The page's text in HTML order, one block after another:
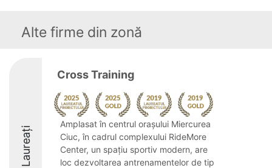
Alte firme din zonă
Laureați
Cross Training
Amplasat în centrul orașului Miercurea
Ciuc, în cadrul complexului RideMore
Center, un spațiu sportiv modern, are
loc dezvoltarea antrenamentelor de tip